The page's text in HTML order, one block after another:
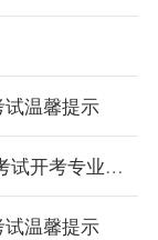
温馨提示
2026 年上半年甘肃省高等教育自学考试开考专业及课程考试时间安排
温馨提示